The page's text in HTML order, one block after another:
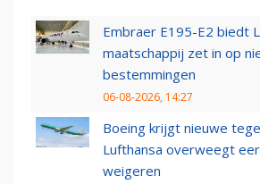
Embraer E195-E2 biedt
maatschappij zet in op
bestemmingen
06-08-2026, 14:27
Boeing krijgt nieuwe
Lufthansa overweegt
weigeren